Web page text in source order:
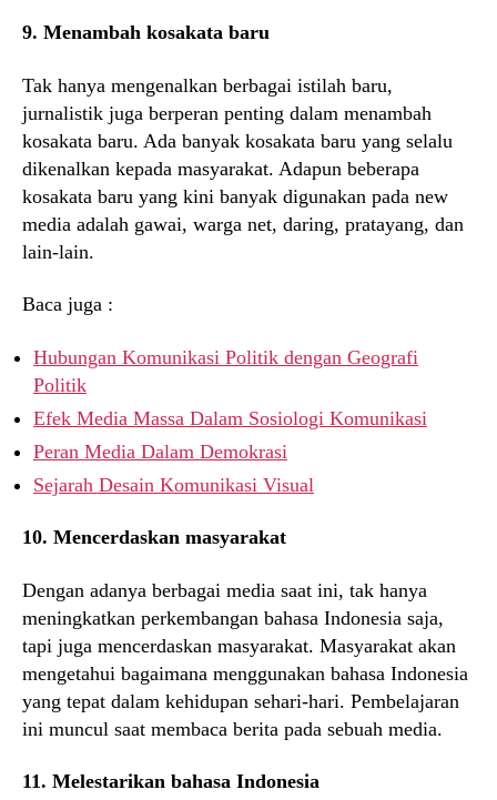
9. Menambah kosakata baru
Tak hanya mengenalkan berbagai istilah baru,
jurnalistik juga berperan penting dalam menambah
kosakata baru. Ada banyak kosakata baru yang selalu
dikenalkan kepada masyarakat. Adapun beberapa
kosakata baru yang kini banyak digunakan pada new
media adalah gawai, warga net, daring, pratayang, dan
lain-lain.
Baca juga :
Hubungan Komunikasi Politik dengan Geografi
Politik
Efek Media Massa Dalam Sosiologi Komunikasi
Peran Media Dalam Demokrasi
Sejarah Desain Komunikasi Visual
10. Mencerdaskan masyarakat
Dengan adanya berbagai media saat ini, tak hanya
meningkatkan perkembangan bahasa Indonesia saja,
tapi juga mencerdaskan masyarakat. Masyarakat akan
mengetahui bagaimana menggunakan bahasa Indonesia
yang tepat dalam kehidupan sehari-hari. Pembelajaran
ini muncul saat membaca berita pada sebuah media.
11. Melestarikan bahasa Indonesia